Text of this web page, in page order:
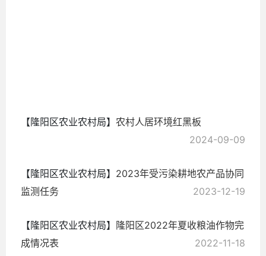
【隆阳区农业农村局】 农村人居环境红黑板
2024-09-09
【隆阳区农业农村局】 2023年受污染耕地农产品协同
监测任务
2023-12-19
【隆阳区农业农村局】 隆阳区2022年夏收粮油作物完
成情况表
2022-11-18